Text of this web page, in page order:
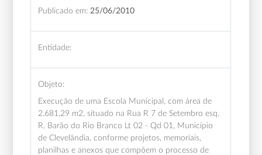
Publicado em: 25/06/2010
Entidade:
Objeto:
Execução de uma Escola Municipal, com área de
2.681,29 m2, situado na Rua R 7 de Setembro esq.
R. Barão do Rio Branco Lt 02 - Qd 01, Município
de Clevelândia, conforme projetos, memoriais,
planilhas e anexos que compõem o processo de